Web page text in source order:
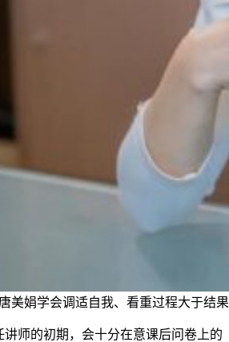
美娟学会调适自我、看重过程大于结
讲师的初期，会十分在意课后问卷上的